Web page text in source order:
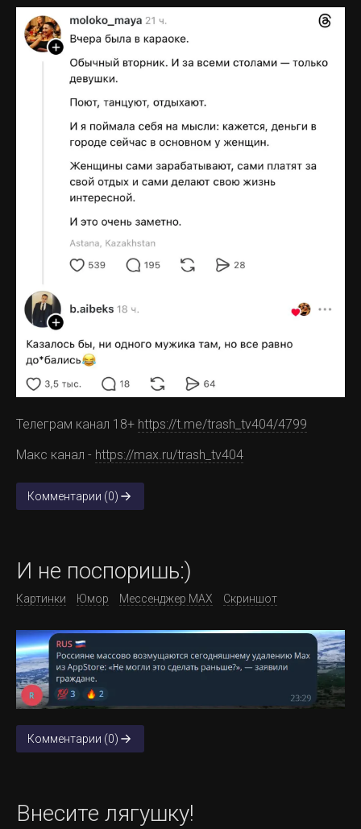
Телеграм канал 18+ https://t.me/trash_tv404/4799
Макс канал - https://max.ru/trash_tv404
Комментарии (0)
И не поспоришь:)
Картинки Юмор Мессенджер MAX Скриншот
Комментарии (0)
Внесите лягушку!